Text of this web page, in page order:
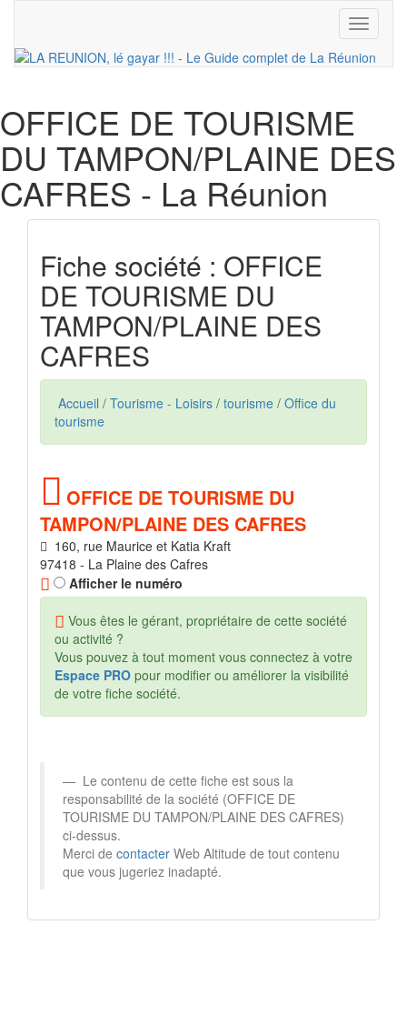
Toggle
OFFICE DE TOURISME
DU TAMPON/PLAINE DES
CAFRES - La Réunion
Fiche société : OFFICE
DE TOURISME DU
TAMPON/PLAINE DES
CAFRES
Accueil / Tourisme - Loisirs / tourisme / Office du
tourisme
OFFICE DE TOURISME DU
TAMPON/PLAINE DES CAFRES
160, rue Maurice et Katia Kraft
97418 - La Plaine des Cafres
Afficher le numéro
Vous êtes le gérant, propriétaire de cette société
ou activité ?
Vous pouvez à tout moment vous connectez à votre
Espace PRO pour modifier ou améliorer la visibilité
de votre fiche société.
Le contenu de cette fiche est sous la
responsabilité de la société (OFFICE DE
TOURISME DU TAMPON/PLAINE DES CAFRES)
ci-dessus.
Merci de contacter Web Altitude de tout contenu
que vous jugeriez inadapté.